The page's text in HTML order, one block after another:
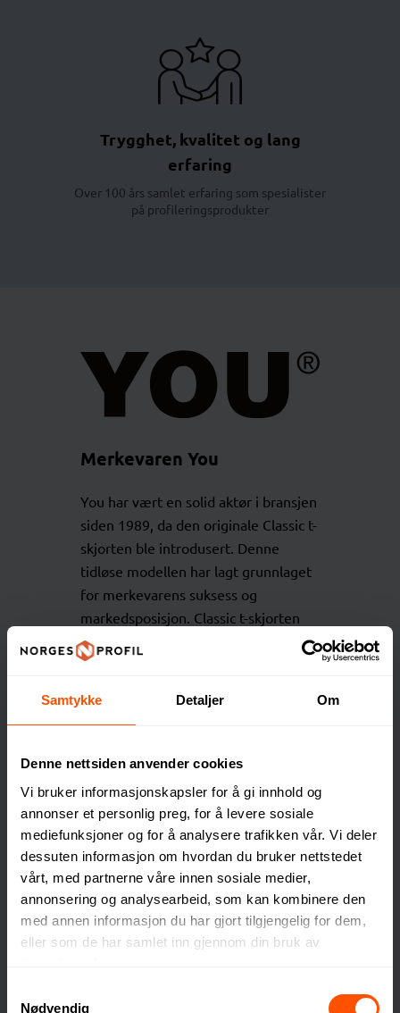
Samtykke Detaljer Om
Denne nettsiden anvender cookies
Vi bruker informasjonskapsler for å gi innhold og
annonser et personlig preg, for å levere sosiale
mediefunksjoner og for å analysere trafikken vår. Vi deler
dessuten informasjon om hvordan du bruker nettstedet
vårt, med partnerne våre innen sosiale medier,
annonsering og analysearbeid, som kan kombinere den
med annen informasjon du har gjort tilgjengelig for dem,
eller som de har samlet inn gjennom din bruk av
Nødvendig
Trygghet, kvalitet og lang
erfaring
Over 100 års samlet erfaring som spesialister
på profileringsprodukter
Merkevaren You
You har vært en solid aktør i bransjen
siden 1989, da den originale Classic t-
skjorten ble introdusert. Denne
tidløse modellen har lagt grunnlaget
for merkevarens suksess og
markedsposisjon. Classic t-skjorten
ble raskt en favoritt, og i dag finnes
produkter fra You i mange
på kvaliteten og verdien produktene